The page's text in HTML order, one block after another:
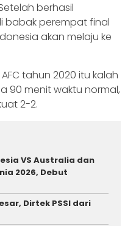
berhasil
babak perempat final
akan melaju ke
tahun 2020 itu kalah
90 menit waktu normal,
2-2.
VS Australia dan
2026, Debut
Dirtek PSSI dari